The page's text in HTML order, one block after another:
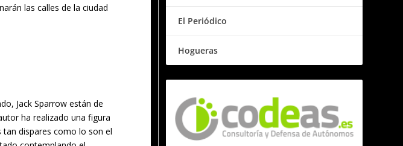
las calles de la ciudad
Jack Sparrow están de
ha realizado una figura
dispares como lo son el
El Periódico
Hogueras